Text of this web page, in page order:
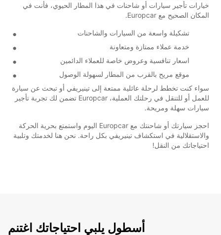
خيارات تأجير سيارات أو شاحنات في هذا المطار الحيوي، فأنت في
المكان الصحيح مع Europcar.
تشكيلة واسعة من السيارات والشاحنات
خدمة عملاء ممتازة ومتعاونة
اسعار تنافسية وعروض خاصة للعملاء الدائمين
موقع مريح بالقرب من المطار لسهولة الوصول
سواء كنت تخطط لرحلة عائلية ممتعة إلى تينيريفي أو تبحث عن سيارة
للعمل أو للتنقل في رحلتك العملية، Europcar تضمن لك تجربة تأجير
سيارات سهلة ومريحة.
احجز سيارتك أو شاحنتك مع Europcar اليوم واستمتع بحرية الحركة
والاستقلالية في استكشاف تينيريفي بكل راحة. نحن هنا لخدمتك وتلبية
احتياجاتك من النقل!
أسطول يلبي احتياجاتك اغتنم